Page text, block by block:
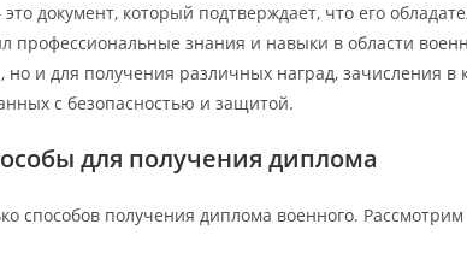
документ, который подтверждает, что его
профессиональные знания и навыки в области
и для получения различных наград, зачисления в
с безопасностью и защитой.
для получения диплома
способов получения диплома военного.